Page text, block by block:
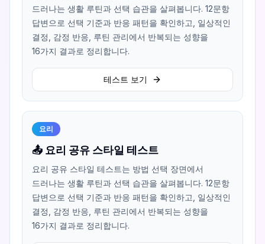
드러나는 생활 루틴과 선택 습관을 살펴봅니다. 12문항
답변으로 선택 기준과 반응 패턴을 확인하고, 일상적인
결정, 감정 반응, 루틴 관리에서 반복되는 성향을
16가지 결과로 정리합니다.
테스트 보기
요리
📤 요리 공유 스타일 테스트
요리 공유 스타일 테스트는 방법 선택 장면에서
드러나는 생활 루틴과 선택 습관을 살펴봅니다. 12문항
답변으로 선택 기준과 반응 패턴을 확인하고, 일상적인
결정, 감정 반응, 루틴 관리에서 반복되는 성향을
16가지 결과로 정리합니다.